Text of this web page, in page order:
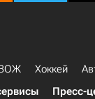
Хоккей
Пресс-